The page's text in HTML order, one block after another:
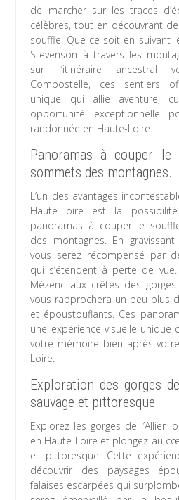
de marcher sur les traces
célèbres, tout en découvrant
souffle. Que ce soit en suivant
Stevenson à travers les
sur l’itinéraire ancestral
Compostelle, ces sentiers
unique qui allie aventure,
opportunité exceptionnelle
randonnée en Haute-Loire.
Panoramas à couper
sommets des montagnes.
L’un des avantages
Haute-Loire est la
panoramas à couper le
des montagnes. En
vous serez récompensé par
qui s’étendent à perte de
Mézenc aux crêtes des gorges
vous rapprochera un peu plus
et époustouflants. Ces
une expérience visuelle unique
votre mémoire bien après
Loire.
Exploration des gorges
sauvage et pittoresque.
Explorez les gorges de l’Allier
en Haute-Loire et plongez au
et pittoresque. Cette
découvrir des paysages
falaises escarpées qui